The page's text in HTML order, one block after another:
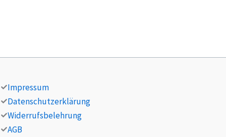
Impressum
Datenschutzerklärung
Widerrufsbelehrung
AGB